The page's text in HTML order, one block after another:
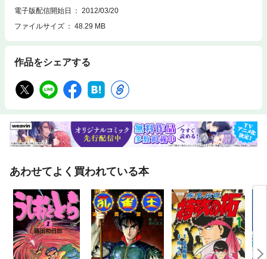
電子版配信開始日
2012/03/20
ファイルサイズ
48.29 MB
作品をシェアする
あわせてよく買われている本